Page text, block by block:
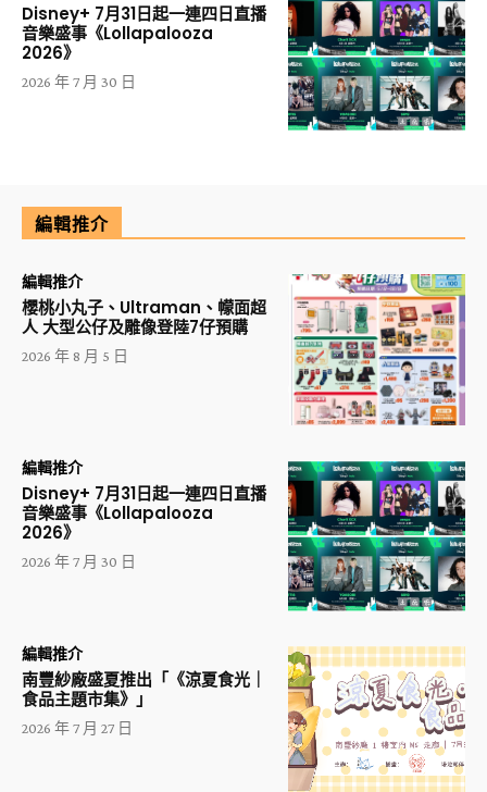
Disney+ 7月31日起一連四日直播
音樂盛事《Lollapalooza
2026》
2026 年 7 月 30 日
編輯推介
編輯推介
櫻桃小丸子、Ultraman、幪面超
人 大型公仔及雕像登陸7仔預購
2026 年 8 月 5 日
編輯推介
Disney+ 7月31日起一連四日直播
音樂盛事《Lollapalooza
2026》
2026 年 7 月 30 日
編輯推介
南豐紗廠盛夏推出「《涼夏食光｜
食品主題市集》」
2026 年 7 月 27 日